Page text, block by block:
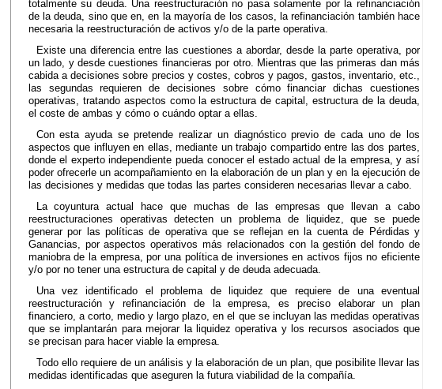
totalmente su deuda. Una reestructuración no pasa solamente por la refinanciación
de la deuda, sino que en, en la mayoría de los casos, la refinanciación también hace
necesaria la reestructuración de activos y/o de la parte operativa.
Existe una diferencia entre las cuestiones a abordar, desde la parte operativa, por
un lado, y desde cuestiones financieras por otro. Mientras que las primeras dan más
cabida a decisiones sobre precios y costes, cobros y pagos, gastos, inventario, etc.,
las segundas requieren de decisiones sobre cómo financiar dichas cuestiones
operativas, tratando aspectos como la estructura de capital, estructura de la deuda,
el coste de ambas y cómo o cuándo optar a ellas.
Con esta ayuda se pretende realizar un diagnóstico previo de cada uno de los
aspectos que influyen en ellas, mediante un trabajo compartido entre las dos partes,
donde el experto independiente pueda conocer el estado actual de la empresa, y así
poder ofrecerle un acompañamiento en la elaboración de un plan y en la ejecución de
las decisiones y medidas que todas las partes consideren necesarias llevar a cabo.
La coyuntura actual hace que muchas de las empresas que llevan a cabo
reestructuraciones operativas detecten un problema de liquidez, que se puede
generar por las políticas de operativa que se reflejan en la cuenta de Pérdidas y
Ganancias, por aspectos operativos más relacionados con la gestión del fondo de
maniobra de la empresa, por una política de inversiones en activos fijos no eficiente
y/o por no tener una estructura de capital y de deuda adecuada.
Una vez identificado el problema de liquidez que requiere de una eventual
reestructuración y refinanciación de la empresa, es preciso elaborar un plan
financiero, a corto, medio y largo plazo, en el que se incluyan las medidas operativas
que se implantarán para mejorar la liquidez operativa y los recursos asociados que
se precisan para hacer viable la empresa.
Todo ello requiere de un análisis y la elaboración de un plan, que posibilite llevar las
medidas identificadas que aseguren la futura viabilidad de la compañía.